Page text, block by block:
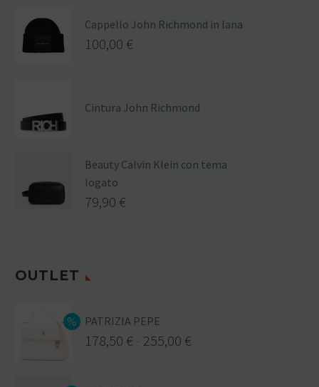
Cappello John Richmond in lana
100,00 €
Cintura John Richmond
Beauty Calvin Klein con tema
logato
79,90 €
OUTLET
PATRIZIA PEPE
178,50 € 255,00 €